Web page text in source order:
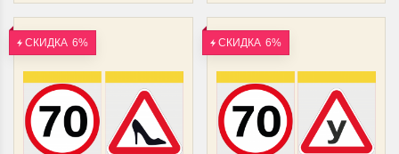
СКИДКА 6% СКИДКА 6%